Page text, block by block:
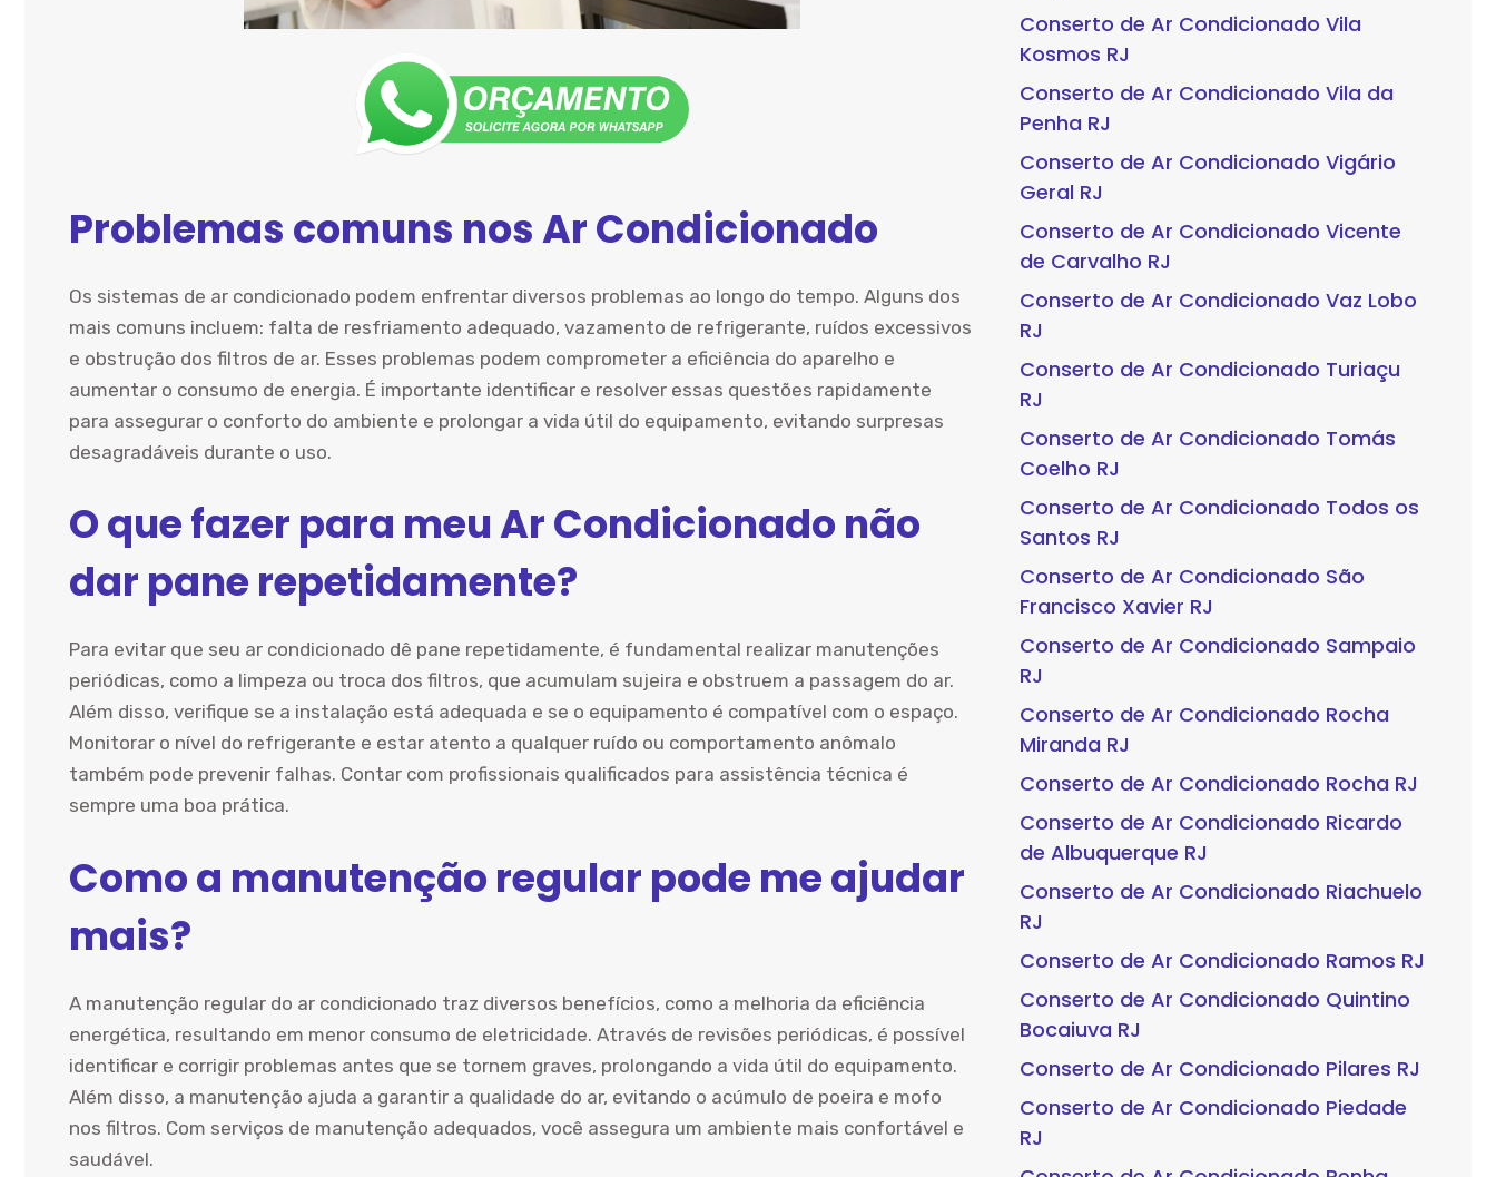
Problemas comuns nos Ar Condicionado
Os sistemas de ar condicionado podem enfrentar diversos problemas ao longo do tempo. Alguns dos
mais comuns incluem: falta de resfriamento adequado, vazamento de refrigerante, ruídos excessivos
e obstrução dos filtros de ar. Esses problemas podem comprometer a eficiência do aparelho e
aumentar o consumo de energia. É importante identificar e resolver essas questões rapidamente
para assegurar o conforto do ambiente e prolongar a vida útil do equipamento, evitando surpresas
desagradáveis durante o uso.
O que fazer para meu Ar Condicionado não
dar pane repetidamente?
Para evitar que seu ar condicionado dê pane repetidamente, é fundamental realizar manutenções
periódicas, como a limpeza ou troca dos filtros, que acumulam sujeira e obstruem a passagem do ar.
Além disso, verifique se a instalação está adequada e se o equipamento é compatível com o espaço.
Monitorar o nível do refrigerante e estar atento a qualquer ruído ou comportamento anômalo
também pode prevenir falhas. Contar com profissionais qualificados para assistência técnica é
sempre uma boa prática.
Como a manutenção regular pode me ajudar
mais?
A manutenção regular do ar condicionado traz diversos benefícios, como a melhoria da eficiência
energética, resultando em menor consumo de eletricidade. Através de revisões periódicas, é possível
identificar e corrigir problemas antes que se tornem graves, prolongando a vida útil do equipamento.
Além disso, a manutenção ajuda a garantir a qualidade do ar, evitando o acúmulo de poeira e mofo
nos filtros. Com serviços de manutenção adequados, você assegura um ambiente mais confortável e
saudável.
Conserto de Ar Condicionado Vila
Kosmos RJ
Conserto de Ar Condicionado Vila da
Penha RJ
Conserto de Ar Condicionado Vigário
Geral RJ
Conserto de Ar Condicionado Vicente
de Carvalho RJ
Conserto de Ar Condicionado Vaz Lobo
RJ
Conserto de Ar Condicionado Turiaçu
RJ
Conserto de Ar Condicionado Tomás
Coelho RJ
Conserto de Ar Condicionado Todos os
Santos RJ
Conserto de Ar Condicionado São
Francisco Xavier RJ
Conserto de Ar Condicionado Sampaio
RJ
Conserto de Ar Condicionado Rocha
Miranda RJ
Conserto de Ar Condicionado Rocha RJ
Conserto de Ar Condicionado Ricardo
de Albuquerque RJ
Conserto de Ar Condicionado Riachuelo
RJ
Conserto de Ar Condicionado Ramos RJ
Conserto de Ar Condicionado Quintino
Bocaiuva RJ
Conserto de Ar Condicionado Pilares RJ
Conserto de Ar Condicionado Piedade
RJ